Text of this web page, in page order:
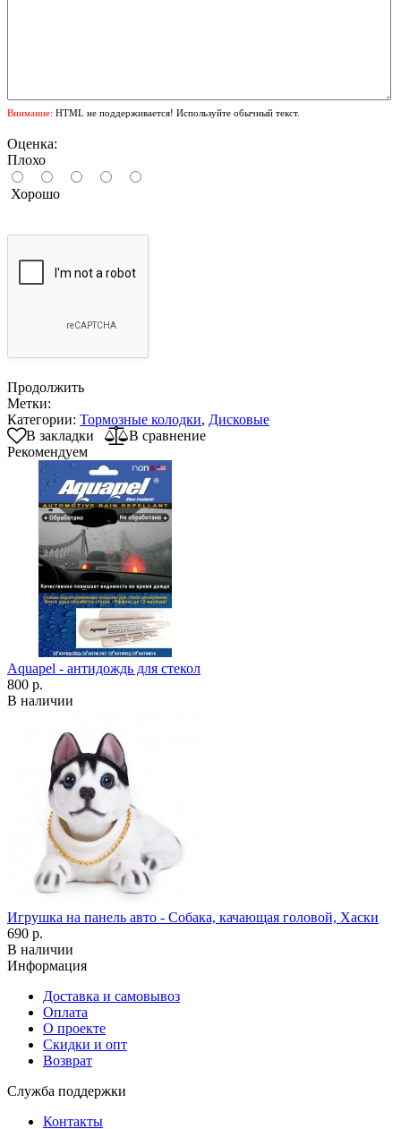
Внимание: HTML не поддерживается! Используйте обычный текст.
Оценка:
Плохо
Хорошо
Продолжить
Метки:
Категории: Тормозные колодки, Дисковые
В закладки
В сравнение
Рекомендуем
Aquapel - антидождь для стекол
800 р.
В наличии
Игрушка на панель авто - Собака, качающая головой, Хаски
690 р.
В наличии
Информация
Доставка и самовывоз
Оплата
О проекте
Скидки и опт
Возврат
Служба поддержки
Контакты